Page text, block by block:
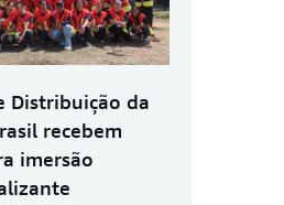
Distribuição da
recebem
imersão